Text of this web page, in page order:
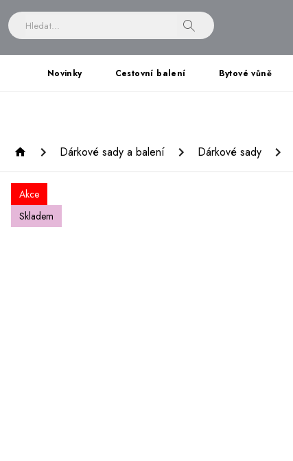
Novinky Cestovní balení Bytové vůně
Dárkové sady a balení Dárkové sady
Akce
Skladem